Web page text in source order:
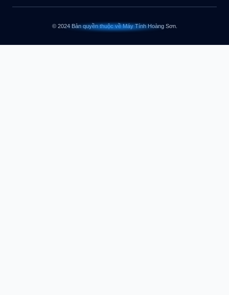
© 2024 Bản quyền thuộc về Máy Tính Hoàng Sơn.